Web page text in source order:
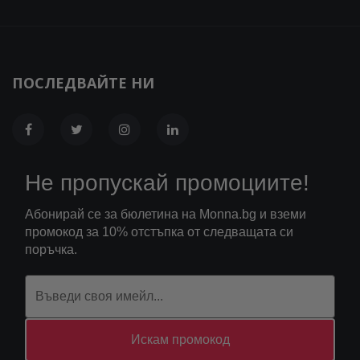
ПОСЛЕДВАЙТЕ НИ
Не пропускай промоциите!
Абонирай се за бюлетина на Monna.bg и вземи
промокод за 10% отстъпка от следващата си
поръчка.
Искам промокод